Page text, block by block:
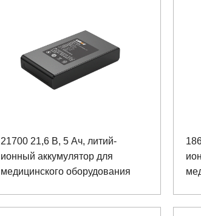
21700 21,6 В, 5 Ач, литий-
ионный аккумулятор для
медицинского оборудования